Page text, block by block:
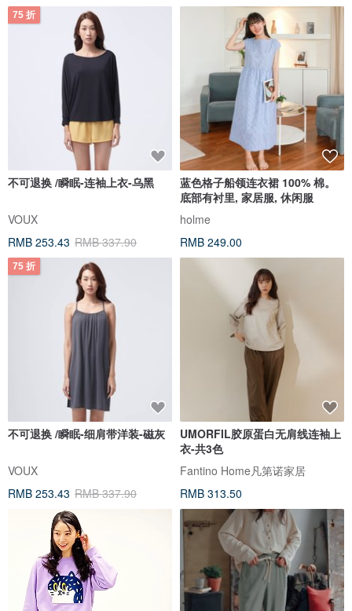
75 折
不可退换 /瞬眠-连袖上衣-乌黑
VOUX
RMB 253.43 RMB 337.90
蓝色格子船领连衣裙 100% 棉。
底部有衬里, 家居服, 休闲服
holme
RMB 249.00
75 折
不可退换 /瞬眠-细肩带洋装-磁灰
VOUX
RMB 253.43 RMB 337.90
UMORFIL胶原蛋白无肩线连袖上
衣-共3色
Fantino Home凡第诺家居
RMB 313.50